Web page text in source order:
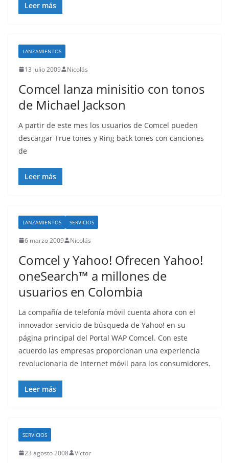
Leer más
LANZAMIENTOS
13 julio 2009 Nicolás
Comcel lanza minisitio con tonos
de Michael Jackson
A partir de este mes los usuarios de Comcel pueden
descargar True tones y Ring back tones con canciones
de
Leer más
LANZAMIENTOS SERVICIOS
6 marzo 2009 Nicolás
Comcel y Yahoo! Ofrecen Yahoo!
oneSearch™ a millones de
usuarios en Colombia
La compañía de telefonía móvil cuenta ahora con el
innovador servicio de búsqueda de Yahoo! en su
página principal del Portal WAP Comcel. Con este
acuerdo las empresas proporcionan una experiencia
revolucionaria de Internet móvil para los consumidores.
Leer más
SERVICIOS
23 agosto 2008 Víctor